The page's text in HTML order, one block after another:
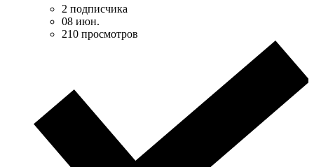
2 подписчика
08 июн.
210 просмотров